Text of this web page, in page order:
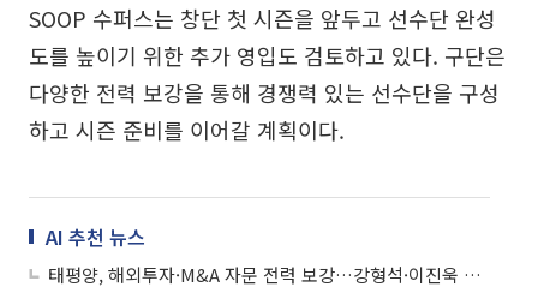
SOOP 수퍼스는 창단 첫 시즌을 앞두고 선수단 완성
도를 높이기 위한 추가 영입도 검토하고 있다. 구단은
다양한 전력 보강을 통해 경쟁력 있는 선수단을 구성
하고 시즌 준비를 이어갈 계획이다.
AI 추천 뉴스
태평양, 해외투자·M&A 자문 전력 보강…강형석·이진욱 변호사 영입